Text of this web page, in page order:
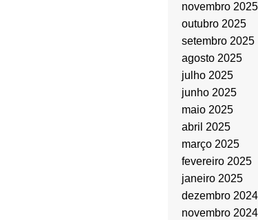
novembro 2025
outubro 2025
setembro 2025
agosto 2025
julho 2025
junho 2025
maio 2025
abril 2025
março 2025
fevereiro 2025
janeiro 2025
dezembro 2024
novembro 2024